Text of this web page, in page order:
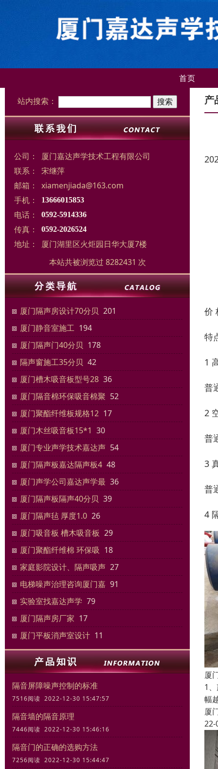
首页
站内搜索：
公司：
厦门嘉达声学技术工程有限公司
联系：
宋继萍
邮箱：
xiamenjiada@163.com
手机：
13666015853
电话： 0592-5914336
传真： 0592-2026524
地址：
厦门湖里区火炬园日华大厦7楼
本站共被浏览过 8282431 次
厦门隔声房设计70分贝 201
厦门静音室施工 194
厦门隔声门40分贝 178
隔声窗施工35分贝 42
厦门槽木吸音板型号28 36
厦门隔音棉环保吸音棉聚 52
厦门聚酯纤维板规格12 17
厦门木丝吸音板15*1 30
厦门专业声学技术嘉达声 54
厦门隔声板嘉达隔声板4 48
厦门声学公司嘉达声学最 36
厦门隔声板隔声40分贝 39
厦门隔声毡 厚度1.0 26
厦门吸音板 槽木吸音板 29
厦门聚酯纤维棉 环保吸 18
家庭影院设计、隔声吸声 27
电梯噪声治理咨询厦门嘉 91
实验室找嘉达声学 79
厦门隔声房厂家 17
厦门平板消声室设计 11
隔音屏障噪声控制的标准
7516阅读 2022-12-30 15:47:57
隔音墙的隔音原理
7446阅读 2022-12-30 15:46:16
隔音门的正确的选购方法
7256阅读 2022-12-30 15:44:47
产
价
特
1
普
2
普
3
普
4
厦
1
幅
厦
22-